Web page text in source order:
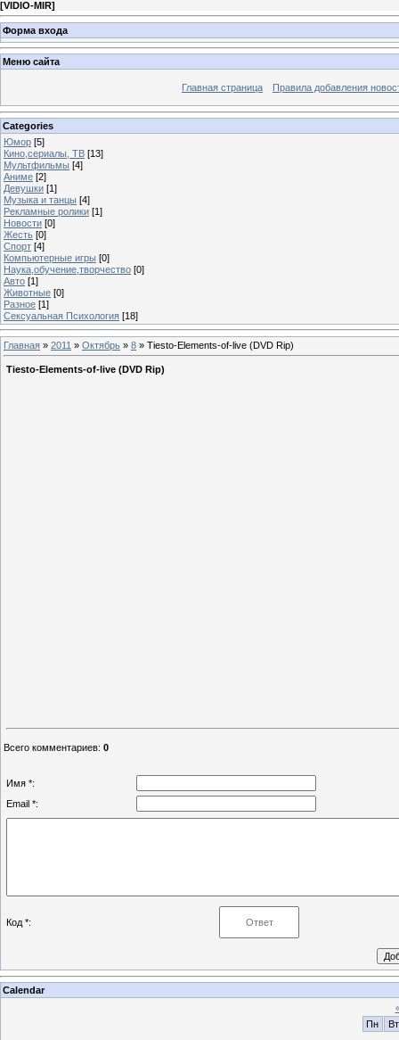
[VIDIO-MIR]
Форма входа
Меню сайта
Главная страница Правила добавления
Categories
Юмор [5]
Кино,сериалы, ТВ [13]
Мультфильмы [4]
Аниме [2]
Девушки [1]
Музыка и танцы [4]
Рекламные ролики [1]
Новости [0]
Жесть [0]
Спорт [4]
Компьютерные игры [0]
Наука,обучение,творчество [0]
Авто [1]
Животные [0]
Разное [1]
Сексуальная Психология [18]
Главная » 2011 » Октябрь » 8 » Tiesto-Elements-of-live (DVD Rip)
Tiesto-Elements-of-live (DVD Rip)
Всего комментариев: 0
Имя *:
Email *:
Код *:
Calendar
Пн
Вт